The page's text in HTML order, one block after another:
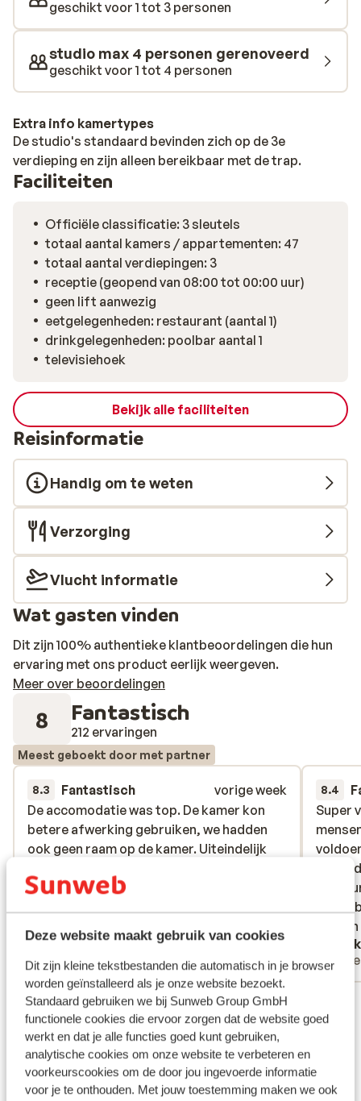
Deze website maakt gebruik van cookies
Dit zijn kleine tekstbestanden die automatisch in je browser
worden geïnstalleerd als je onze website bezoekt.
Standaard gebruiken we bij Sunweb Group GmbH
functionele cookies die ervoor zorgen dat de website goed
werkt en dat je alle functies goed kunt gebruiken,
analytische cookies om onze website te verbeteren en
voorkeurscookies om de door jou ingevoerde informatie
voor je te onthouden. Met jouw toestemming maken we ook
Rhodos te verkennen met de bus, auto of fiets. Op
korte loopafstand vind je een bushalte met
verbindingen naar onder andere Rhodos-Stad en het
pittoreske Lindos. Liever iets dichterbij? In de buurt
van de studio's zijn de leuke winkeltjes, tavernes,
gezellige bars en discotheken te vinden.
geschikt voor 1 tot 3 personen
studio max 4 personen gerenoveerd
geschikt voor 1 tot 4 personen
Extra info kamertypes
De studio's standaard bevinden zich op de 3e
verdieping en zijn alleen bereikbaar met de trap.
Faciliteiten
Officiële classificatie: 3 sleutels
totaal aantal kamers / appartementen: 47
totaal aantal verdiepingen: 3
receptie (geopend van 08:00 tot 00:00 uur)
geen lift aanwezig
eetgelegenheden: restaurant (aantal 1)
drinkgelegenheden: poolbar aantal 1
televisiehoek
Bekijk alle faciliteiten
Reisinformatie
Handig om te weten
Verzorging
Vlucht informatie
Wat gasten vinden
Dit zijn 100% authentieke klantbeoordelingen die hun
ervaring met ons product eerlijk weergeven.
Meer over beoordelingen
8 Fantastisch
212 ervaringen
Meest geboekt door met partner
8.3 Fantastisch
vorige week
De accomodatie was top. De kamer kon
betere afwerking gebruiken, we hadden
ook geen raam op de kamer. Uiteindelijk
douchen dus was voor ons geen
krijgt van mij 5 sterren. Supervriendelijk,
lekker eten, proper zwembad. De gastheer
is persoonlijk, amusant en deed alles wat
we wouden als we een aanpassing wouden.
Het ontbijt was ook lekker met elke dag
afwisseling. Wij komen zeker terug.
De accomodatie was top. De kamer kon
betere afwerking gebruiken, we hadden
ook geen raam op de kamer. Uiteindelijk
douchen dus was voor ons geen
krijgt van mij 5 sterren. Supervrien...
meer
Aïse Temmerman
Met partner
8.4
Super
goed,
ook
helaas.
Super
goed,
Bekijk alle 212 ervaringen
Ligging